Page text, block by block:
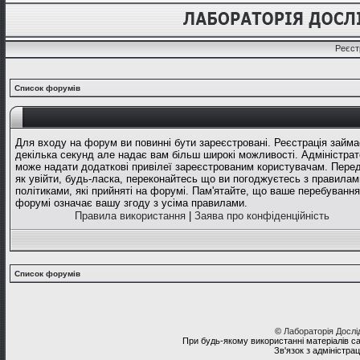
Список форумів
Для входу на форум ви повинні бути зареєстровані. Реєстрація
декілька секунд але надає вам більш широкі можливості.
може надати додаткові привілеї зареєстрованим користувачам.
як увійти, будь-ласка, переконайтесь що ви погоджуєтесь з
політиками, які прийняті на форумі. Пам'ятайте, що ваше
форумі означає вашу згоду з усіма правилами.
Правила використання
Заява про конфіденційність
Список форумів
© Лабораторія
При будь-якому використанні матеріалів
Зв'язок з